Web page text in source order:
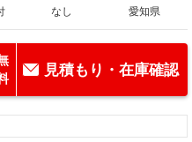
なし 愛知県
見積もり・在庫確認